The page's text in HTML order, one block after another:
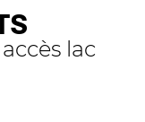
lac